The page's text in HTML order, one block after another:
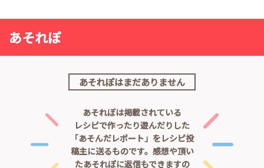
あそれぽ
あそれぽはまだありません
あそれぽは掲載されている
レシピで作ったり遊んだりした
「あそんだレポート」をレシピ投
稿主に送るものです。 感想や頂い
たあそれぽに返信もできますの